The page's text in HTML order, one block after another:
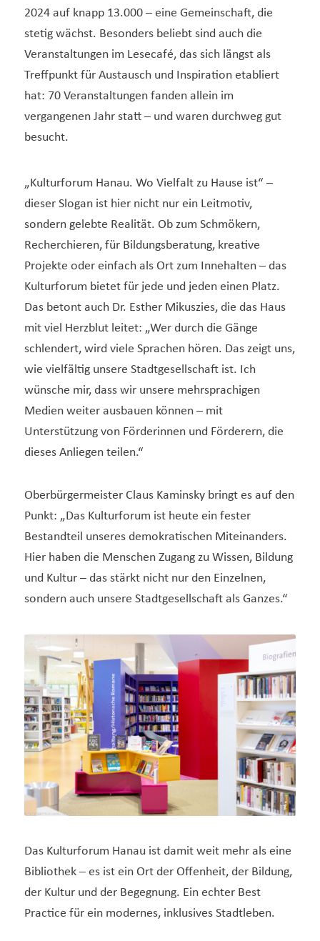
2024 auf knapp 13.000 – eine Gemeinschaft, die
stetig wächst. Besonders beliebt sind auch die
Veranstaltungen im Lesecafé, das sich längst als
Treffpunkt für Austausch und Inspiration etabliert
hat: 70 Veranstaltungen fanden allein im
vergangenen Jahr statt – und waren durchweg gut
besucht.
„Kulturforum Hanau. Wo Vielfalt zu Hause ist“ –
dieser Slogan ist hier nicht nur ein Leitmotiv,
sondern gelebte Realität. Ob zum Schmökern,
Recherchieren, für Bildungsberatung, kreative
Projekte oder einfach als Ort zum Innehalten – das
Kulturforum bietet für jede und jeden einen Platz.
Das betont auch Dr. Esther Mikuszies, die das Haus
mit viel Herzblut leitet: „Wer durch die Gänge
schlendert, wird viele Sprachen hören. Das zeigt uns,
wie vielfältig unsere Stadtgesellschaft ist. Ich
wünsche mir, dass wir unsere mehrsprachigen
Medien weiter ausbauen können – mit
Unterstützung von Förderinnen und Förderern, die
dieses Anliegen teilen.“
Oberbürgermeister Claus Kaminsky bringt es auf den
Punkt: „Das Kulturforum ist heute ein fester
Bestandteil unseres demokratischen Miteinanders.
Hier haben die Menschen Zugang zu Wissen, Bildung
und Kultur – das stärkt nicht nur den Einzelnen,
sondern auch unsere Stadtgesellschaft als Ganzes.“
Medienzentrum Hanau - Bildarchiv
Das Kulturforum Hanau ist damit weit mehr als eine
Bibliothek – es ist ein Ort der Offenheit, der Bildung,
der Kultur und der Begegnung. Ein echter Best
Practice für ein modernes, inklusives Stadtleben.